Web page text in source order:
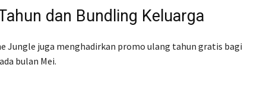
dan Bundling Keluarga
Jungle juga menghadirkan promo ulang tahun gratis bagi
bulan Mei.